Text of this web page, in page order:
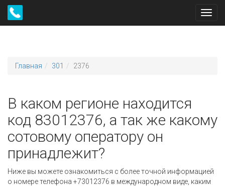
Главная 301 2376
В каком регионе находится
код 83012376, а так же какому
сотовому оператору он
принадлежит?
Ниже вы можете ознакомиться с более точной информацией
о номере телефона +73012376 в международном виде, каким